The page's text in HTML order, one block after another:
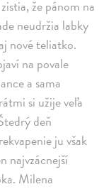
že pánom na
neudržia labky
nové teliatko.
na povale
a sama
si užije veľa
deň
ju však
najvzácnejší
Milena